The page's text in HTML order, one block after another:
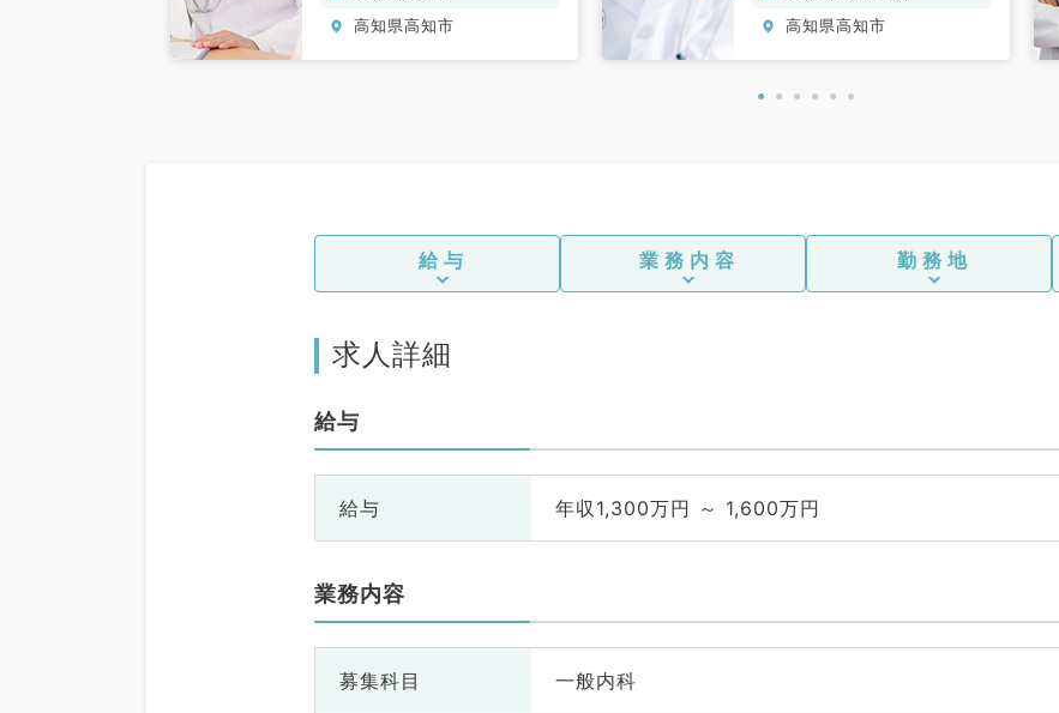
高知県高知市
高知県高知市
給与 業務内容 勤務地
求人詳細
給与
給与 年収1,300万円 ～ 1,600万円
業務内容
募集科目 一般内科